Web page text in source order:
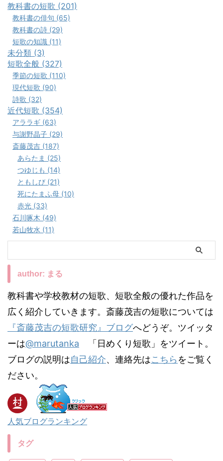
教科書の短歌 (201)
教科書の俳句 (65)
教科書の詩 (29)
短歌の知識 (11)
未分類 (3)
短歌全般 (327)
季節の短歌 (110)
現代短歌 (90)
詩歌 (32)
近代短歌 (354)
アララギ (63)
与謝野晶子 (29)
斎藤茂吉 (187)
あらたま (25)
つゆじも (14)
ともしび (21)
死にたまふ母 (10)
赤光 (33)
石川啄木 (49)
若山牧水 (11)
author: まる
教科書や学校教材の短歌、短歌全般の優れた作品を
広く紹介していきます。斎藤茂吉の短歌については
『斎藤茂吉の短歌研究』ブログへどうぞ。ツイッタ
ーは@marutanka 「日めくり短歌」をツイート。
ブログの説明は自己紹介、連絡先はこちら をご覧く
ださい。
人気ブログランキング
タグ